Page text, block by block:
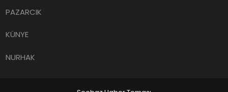
PAZARCIK
KÜNYE
NURHAK